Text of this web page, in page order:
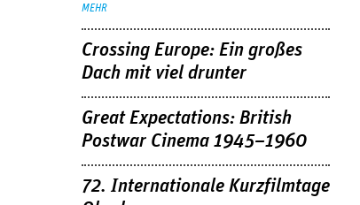
MEHR
Crossing Europe: Ein großes
Dach mit viel drunter
Great Expectations: British
Postwar Cinema 1945–1960
72. Internationale Kurzfilmtage